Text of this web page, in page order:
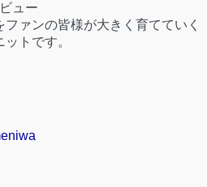
ュー
ァンの皆様が大きく育てていく
トです。